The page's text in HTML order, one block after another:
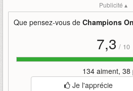
Publicité ▴
Que pensez-vous de Champions
7,3 / 10
134 aiment, 38
Je l'apprécie